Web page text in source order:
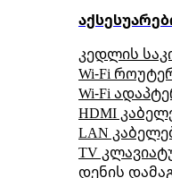
კედლის
Wi-Fi
Wi-Fi
HDMI
LAN
TV
დენის